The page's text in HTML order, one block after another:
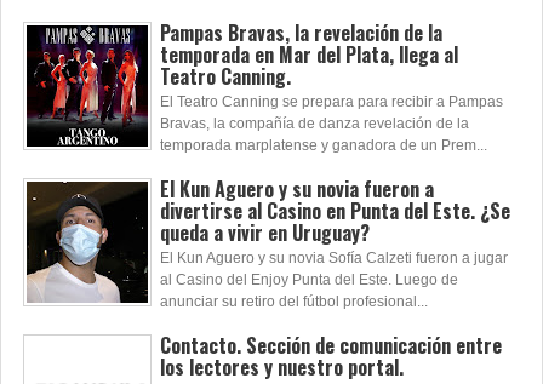
Pampas Bravas, la revelación de la
temporada en Mar del Plata, llega al
Teatro Canning.
El Teatro Canning se prepara para recibir a Pampas
Bravas, la compañía de danza revelación de la
temporada marplatense y ganadora de un Prem...
El Kun Aguero y su novia fueron a
divertirse al Casino en Punta del Este. ¿Se
queda a vivir en Uruguay?
El Kun Aguero y su novia Sofía Calzeti fueron a jugar
al Casino del Enjoy Punta del Este. Luego de
anunciar su retiro del fútbol profesional...
Contacto. Sección de comunicación entre
los lectores y nuestro portal.